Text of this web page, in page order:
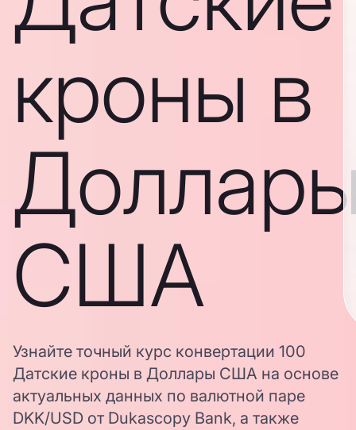
кроны в
США
Узнайте точный курс конвертации 100
Датские кроны в Доллары США на основе
актуальных данных по валютной паре
DKK/USD от Dukascopy Bank, а также